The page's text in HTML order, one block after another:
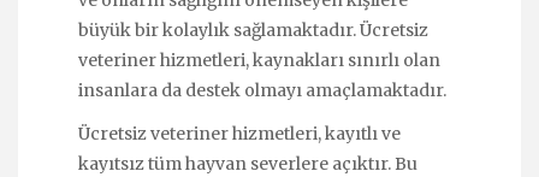
büyük bir kolaylık sağlamaktadır. Ücretsiz
veteriner hizmetleri, kaynakları sınırlı olan
insanlara da destek olmayı amaçlamaktadır.
Ücretsiz veteriner hizmetleri, kayıtlı ve
kayıtsız tüm hayvan severlere açıktır. Bu